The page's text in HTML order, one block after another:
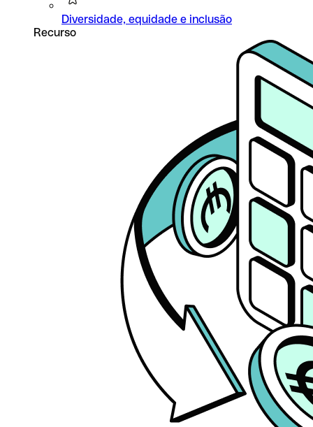
Diversidade, equidade e inclusão
Recurso